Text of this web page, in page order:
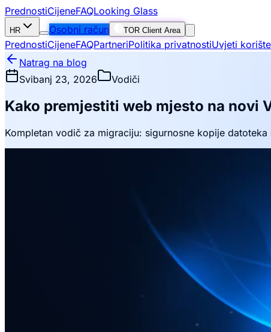
PrednostiCijeneFAQLooking Glass
HR Osobni račun TOR Client Area
PrednostiCijeneFAQPartneriPolitika privatnostiUvjeti
Natrag na blog
Svibanj 23, 2026
Vodiči
Kako premjestiti web mjesto na novi
Kompletan vodič za migraciju: sigurnosne kopije